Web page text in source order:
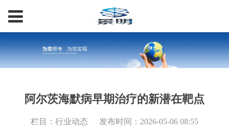
阿尔茨海默病早期治疗的新潜在靶点
栏目：行业动态 发布时间：2026-05-06 08:55